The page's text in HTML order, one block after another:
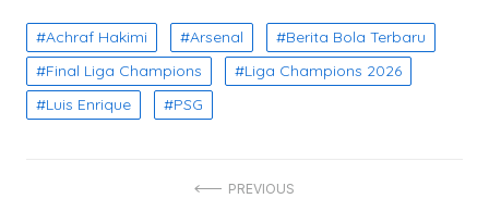
Achraf Hakimi Arsenal
Berita Bola Terbaru
Final Liga Champions
Liga Champions 2026
Luis Enrique
PSG
PREVIOUS